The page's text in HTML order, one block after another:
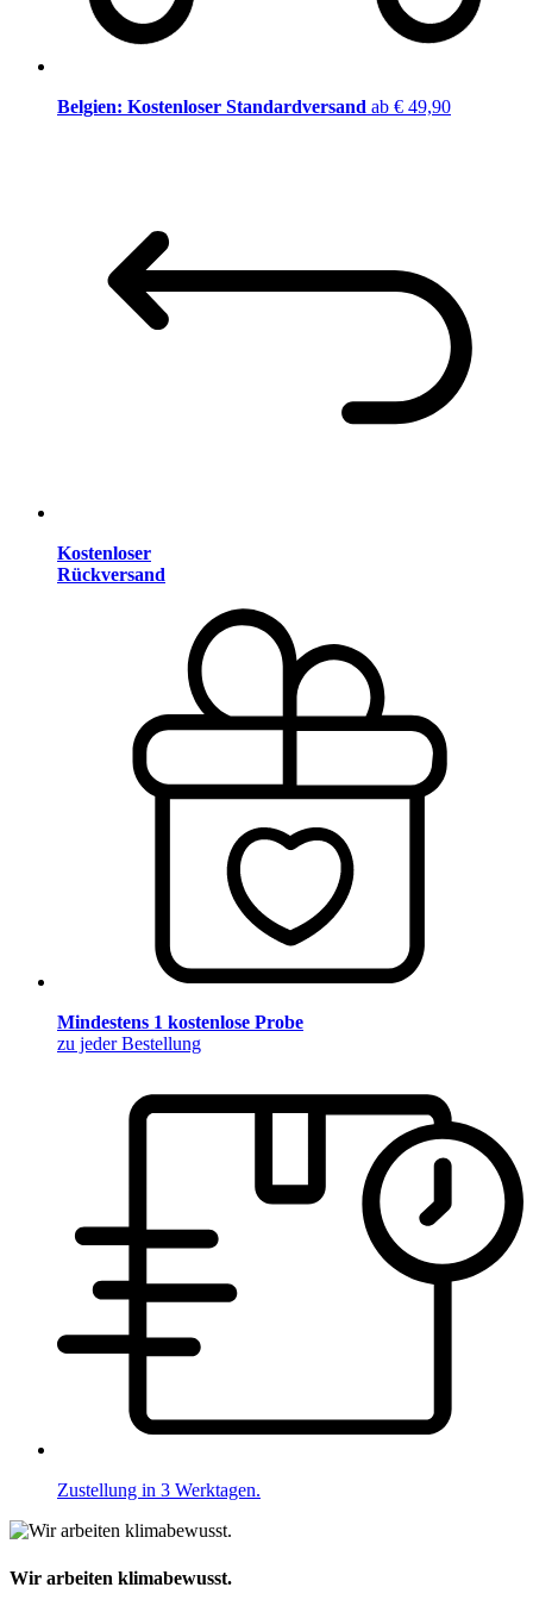
Belgien: Kostenloser Standardversand ab € 49,90
Kostenloser
Rückversand
Mindestens 1 kostenlose Probe
zu jeder Bestellung
Zustellung in 3 Werktagen.
Wir arbeiten klimabewusst.